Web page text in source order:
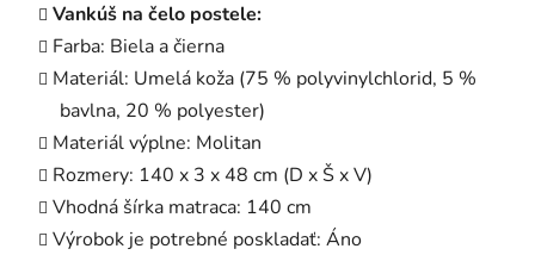
Vankúš na čelo postele:
Farba: Biela a čierna
Materiál: Umelá koža (75 % polyvinylchlorid, 5 %
bavlna, 20 % polyester)
Materiál výplne: Molitan
Rozmery: 140 x 3 x 48 cm (D x Š x V)
Vhodná šírka matraca: 140 cm
Výrobok je potrebné poskladať: Áno